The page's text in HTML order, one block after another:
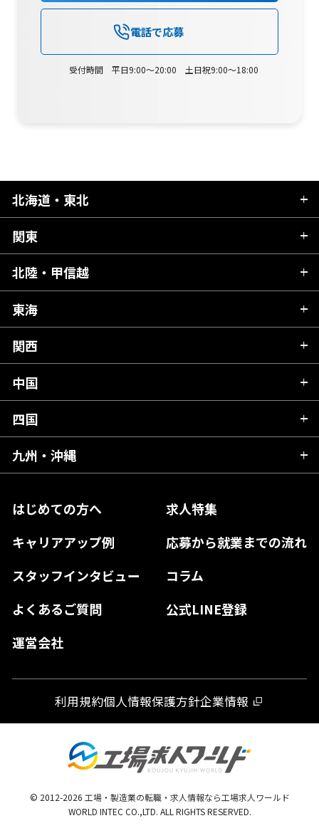
電話で応募
受付時間 平日9:00～20:00 土日祝9:00～18:00
はじめての方へ
求人特集
キャリアアップ例
応募から就業までの流れ
スタッフインタビュー
コラム
よくあるご質問
公式LINE登録
運営会社
北海道・東北
北海道
青森県
秋田県
岩手県
宮城県
福島県
関東
茨城県
栃木県
群馬県
千葉県
東京都
神奈川県
北陸・甲信越
新潟県
富山県
石川県
山梨県
長野県
東海
岐阜県
静岡県
愛知県
関西
滋賀県
京都府
大阪府
奈良県
和歌山県
中国
広島県
岡山県
島根県
山口県
四国
愛媛県
徳島県
九州・沖縄
宮崎県
利用規約個人情報保護方針企業情報
© 2012-2026 工場・製造業の転職・求人情報なら工場求人ワールド
WORLD INTEC CO.,LTD. ALL RIGHTS RESERVED.